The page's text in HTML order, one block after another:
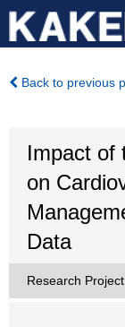
Back to previous
Impact of
on
Data
Research Project